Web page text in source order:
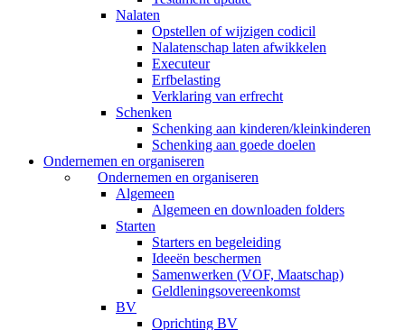
Nalaten
Opstellen of wijzigen codicil
Nalatenschap laten afwikkelen
Executeur
Erfbelasting
Verklaring van erfrecht
Schenken
Schenking aan kinderen/kleinkinderen
Schenking aan goede doelen
Ondernemen en organiseren
Ondernemen en organiseren
Algemeen
Algemeen en downloaden folders
Starten
Starters en begeleiding
Ideeën beschermen
Samenwerken (VOF, Maatschap)
Geldleningsovereenkomst
BV
Oprichting BV